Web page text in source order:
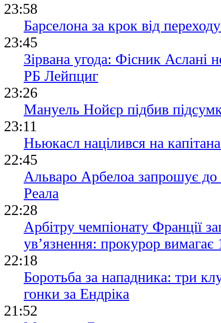
23:58
Барселона за крок від
23:45
Зірвана угода: Фісник
РБ Лейпциг
23:26
Мануель Нойєр підбив
23:11
Ньюкасл націлився на капітана
22:45
Альваро Арбелоа запрошує до
Реала
22:28
Арбітру чемпіонату Франції
ув’язнення: прокурор вимагає
22:18
Боротьба за нападника: три
гонки за Ендріка
21:52